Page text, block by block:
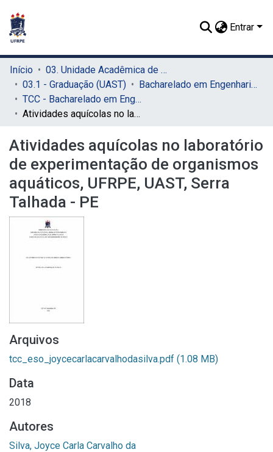
Entrar
Início
03. Unidade Acadêmica de Serra Talhada (UAST)
03.1 - Graduação (UAST)
Bacharelado em Engenharia de Pesca (UAST)
TCC - Bacharelado em Engenharia de Pesca (UAST)
Atividades aquícolas no laboratório de experimentação de organismos aquáticos, UFRPE, UAST, Serra Talhada - PE
Atividades aquícolas no laboratório
de experimentação de organismos
aquáticos, UFRPE, UAST, Serra
Talhada - PE
Arquivos
tcc_eso_joycecarlacarvalhodasilva.pdf (1.08 MB)
Data
2018
Autores
Silva, Joyce Carla Carvalho da